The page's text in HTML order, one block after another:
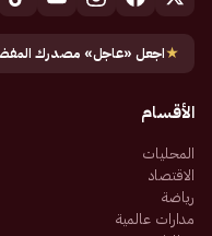
★اجعل «عاجل» مصدرك
الأقسام
المحليات
الاقتصاد
رياضة
مدارات عالمية